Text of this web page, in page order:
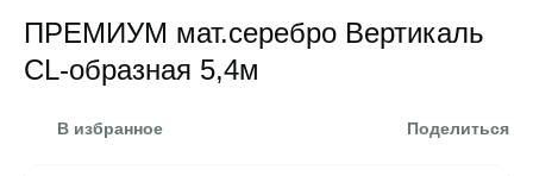
ПРЕМИУМ мат.cеребро Вертикаль
СL-образная 5,4м
В избранное Поделиться